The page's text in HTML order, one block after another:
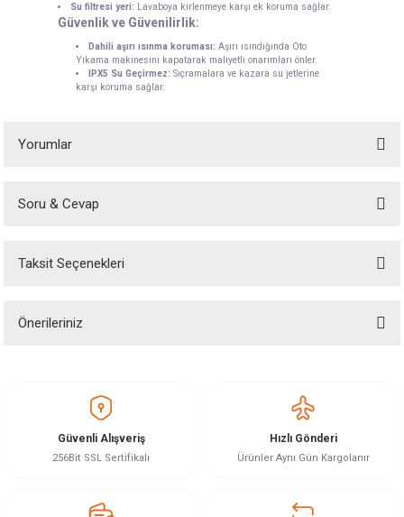
Su filtresi yeri:
Lavaboya kirlenmeye karşı ek koruma sağlar.
Güvenlik ve Güvenilirlik:
Dahili aşırı ısınma koruması: Aşırı ısındığında Oto
Yıkama makinesini kapatarak maliyetli onarımları önler.
IPX5 Su Geçirmez: Sıçramalara ve kazara su jetlerine
karşı koruma sağlar.
Yorumlar
Ç... D... | 03/08/2024
Soru & Cevap
Ürün hakkında henüz soru sorulmamış.
Taksit Seçenekleri
Önerileriniz
Görüş ve önerileriniz için teşekkür ederiz.
Ürün resmi kalitesiz, bozuk veya görüntülenemiyor.
Ürün bilgilerinde hatalar bulunuyor.
Güvenli Alışveriş
256Bit SSL Sertifikalı
Hızlı Gönderi
Ürünler Aynı Gün Kargolanır